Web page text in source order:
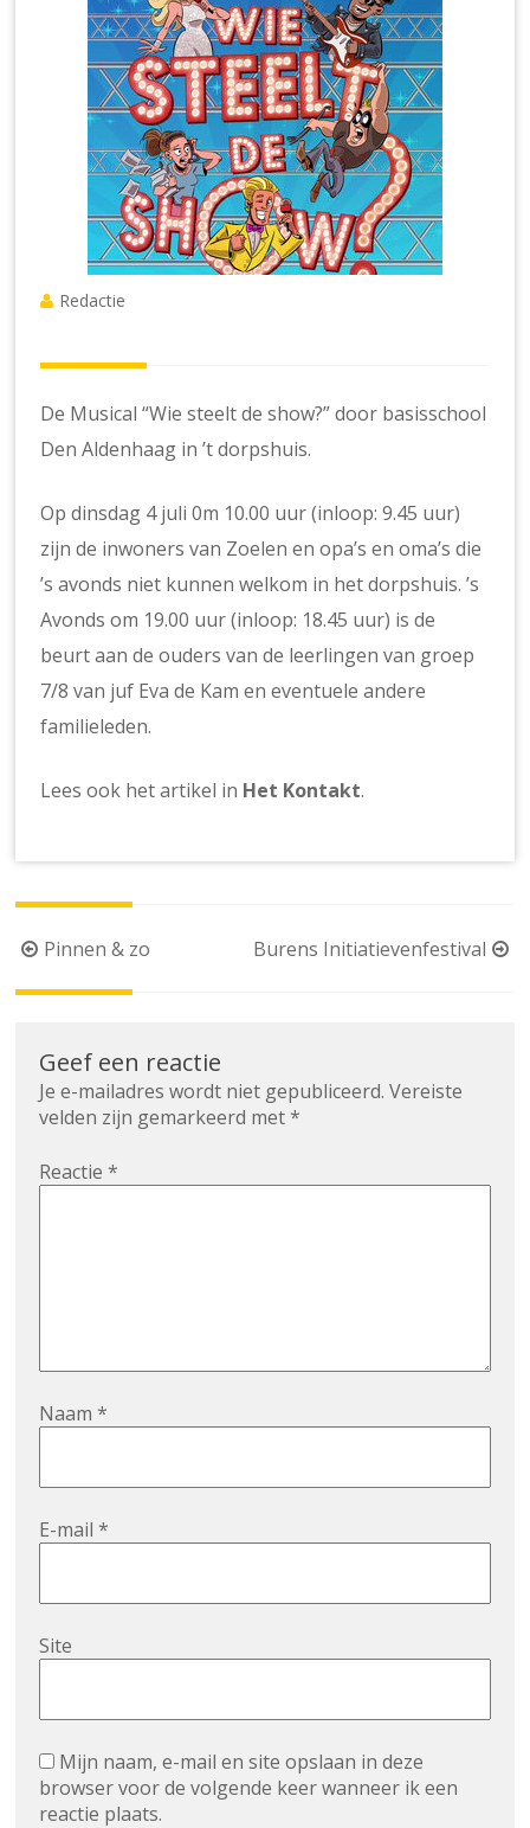
Redactie
De Musical “Wie steelt de show?” door basisschool
Den Aldenhaag in ’t dorpshuis.
Op dinsdag 4 juli 0m 10.00 uur (inloop: 9.45 uur)
zijn de inwoners van Zoelen en opa’s en oma’s die
’s avonds niet kunnen welkom in het dorpshuis. ’s
Avonds om 19.00 uur (inloop: 18.45 uur) is de
beurt aan de ouders van de leerlingen van groep
7/8 van juf Eva de Kam en eventuele andere
familieleden.
Lees ook het artikel in Het Kontakt.
Berichtnavigatie
Pinnen & zo Burens Initiatievenfestival
Geef een reactie
Je e-mailadres wordt niet gepubliceerd. Vereiste
velden zijn gemarkeerd met*
Reactie*
Naam*
E-mail*
Site
Mijn naam, e-mail en site opslaan in deze
browser voor de volgende keer wanneer ik een
reactie plaats.